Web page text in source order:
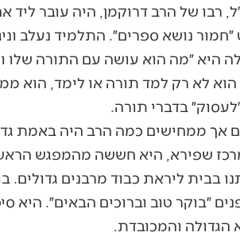
רבו של הרב דרוקמן, היה עובר
נושא ספרים״. התלמיד נעלב
היא ״מה הוא עושה עם התורה שלו
לא רק למד תורה או לימד, הוא
בדברי תורה.
אך ממחישים כמה הרב היה באמת
שפירא, היא חששה מהמפגש
בבית ליראת כבוד מרבנים
״בוקר טוב וברוכים הבאים״. היא
הגדולה והמכובדת.